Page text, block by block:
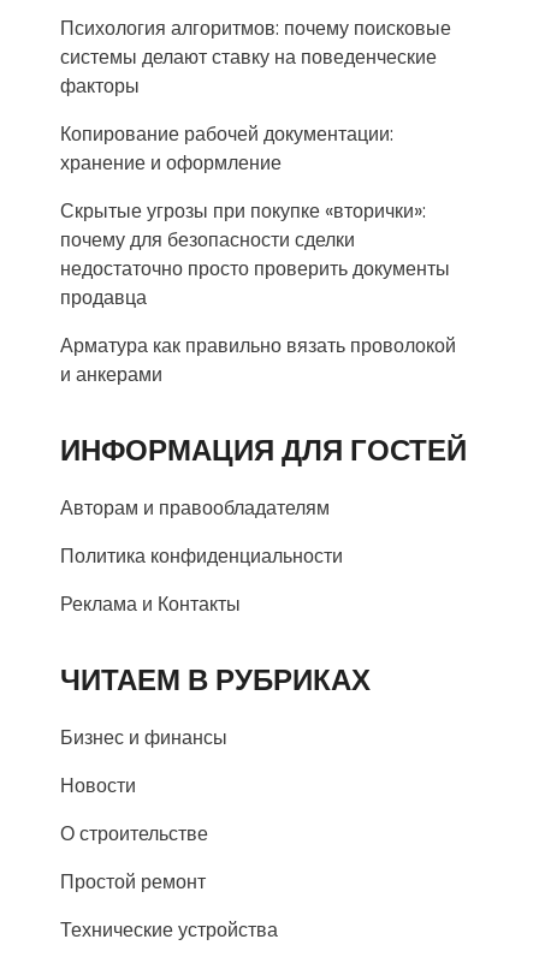
Психология алгоритмов: почему поисковые
системы делают ставку на поведенческие
факторы
Копирование рабочей документации:
хранение и оформление
Скрытые угрозы при покупке «вторички»:
почему для безопасности сделки
недостаточно просто проверить документы
продавца
Арматура как правильно вязать проволокой
и анкерами
ИНФОРМАЦИЯ ДЛЯ ГОСТЕЙ
Авторам и правообладателям
Политика конфиденциальности
Реклама и Контакты
ЧИТАЕМ В РУБРИКАХ
Бизнес и финансы
Новости
О строительстве
Простой ремонт
Технические устройства